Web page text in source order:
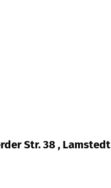
Str. 38 , Lamstedt